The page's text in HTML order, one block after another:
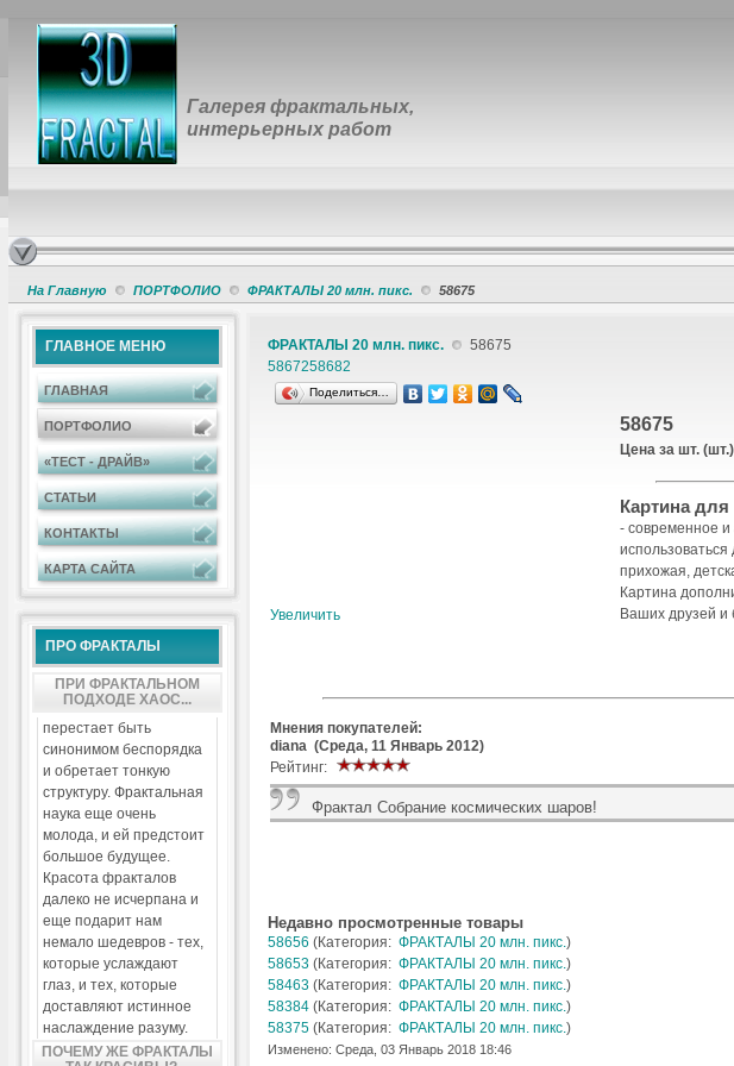
Галерея фрактальных,
интерьерных работ
На Главную ПОРТФОЛИО ФРАКТАЛЫ 20 млн. пикс. 58675
ГЛАВНОЕ МЕНЮ
ГЛАВНАЯ
ПОРТФОЛИО
«ТЕСТ - ДРАЙВ»
СТАТЬИ
КОНТАКТЫ
КАРТА САЙТА
ПРО ФРАКТАЛЫ
ПРИ ФРАКТАЛЬНОМ
ПОДХОДЕ ХАОС...
перестает быть
синонимом беспорядка
и обретает тонкую
структуру. Фрактальная
наука еще очень
молода, и ей предстоит
большое будущее.
Красота фракталов
далеко не исчерпана и
еще подарит нам
немало шедевров - тех,
которые услаждают
глаз, и тех, которые
доставляют истинное
наслаждение разуму.
ПОЧЕМУ ЖЕ ФРАКТАЛЫ
ФРАКТАЛЫ 20 млн. пикс.
58675
5867258682
Поделиться…
Увеличить
58675
Цена за шт.
Картина для
- современное
прихожая,
Картина
Ваших друзей и
Мнения покупателей:
diana (Среда, 11 Январь 2012)
Рейтинг:
Фрактал Собрание космических шаров!
Недавно просмотренные товары
58656 (Категория: ФРАКТАЛЫ 20 млн. пикс.)
58653(Категория: ФРАКТАЛЫ 20 млн. пикс.)
58463(Категория: ФРАКТАЛЫ 20 млн. пикс.)
58384(Категория: ФРАКТАЛЫ 20 млн. пикс.)
58375(Категория: ФРАКТАЛЫ 20 млн. пикс.)
Изменено: Среда, 03 Январь 2018 18:46